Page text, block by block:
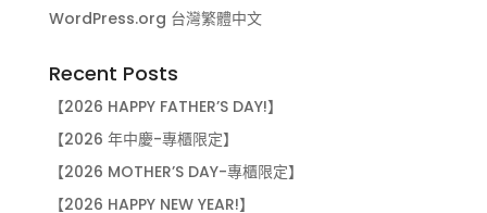
WordPress.org 台灣繁體中文
Recent Posts
【2026 HAPPY FATHER’S DAY!】
【2026 年中慶-專櫃限定】
【2026 MOTHER’S DAY-專櫃限定】
【2026 HAPPY NEW YEAR!】